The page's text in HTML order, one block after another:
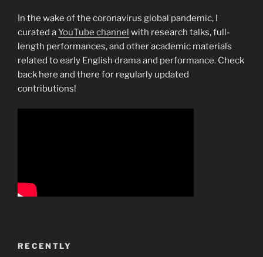
In the wake of the coronavirus global pandemic, I
curated aYouTube channel with research talks, full-
length performances, and other academic materials
related to early English drama and performance. Check
back here and there for regularly updated
contributions!
RECENTLY